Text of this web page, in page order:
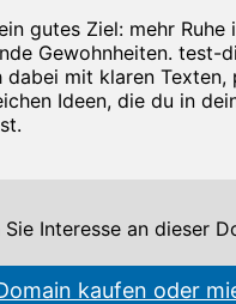
gutes Ziel: mehr
Gewohnheiten. test-
mit klaren Texten,
Ideen, die du in
Sie Interesse an dieser
kaufen oder